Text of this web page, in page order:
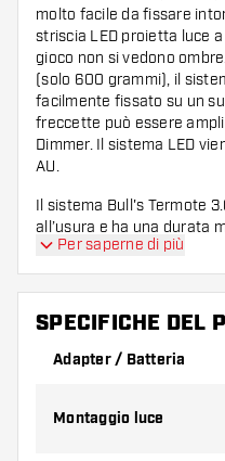
molto facile da fissare
striscia LED proietta luce
gioco non si vedono
(solo 600 grammi), il
facilmente fissato su un
freccette può essere
Dimmer. Il sistema LED
AU.
Il sistema Bull's Termote
all’usura e ha una durata
precedenti.
Incluso
Sistema LED
Cavo da 1,5 metri
Per saperne di più
SPECIFICHE DEL
Adapter / Batteria
Montaggio luce